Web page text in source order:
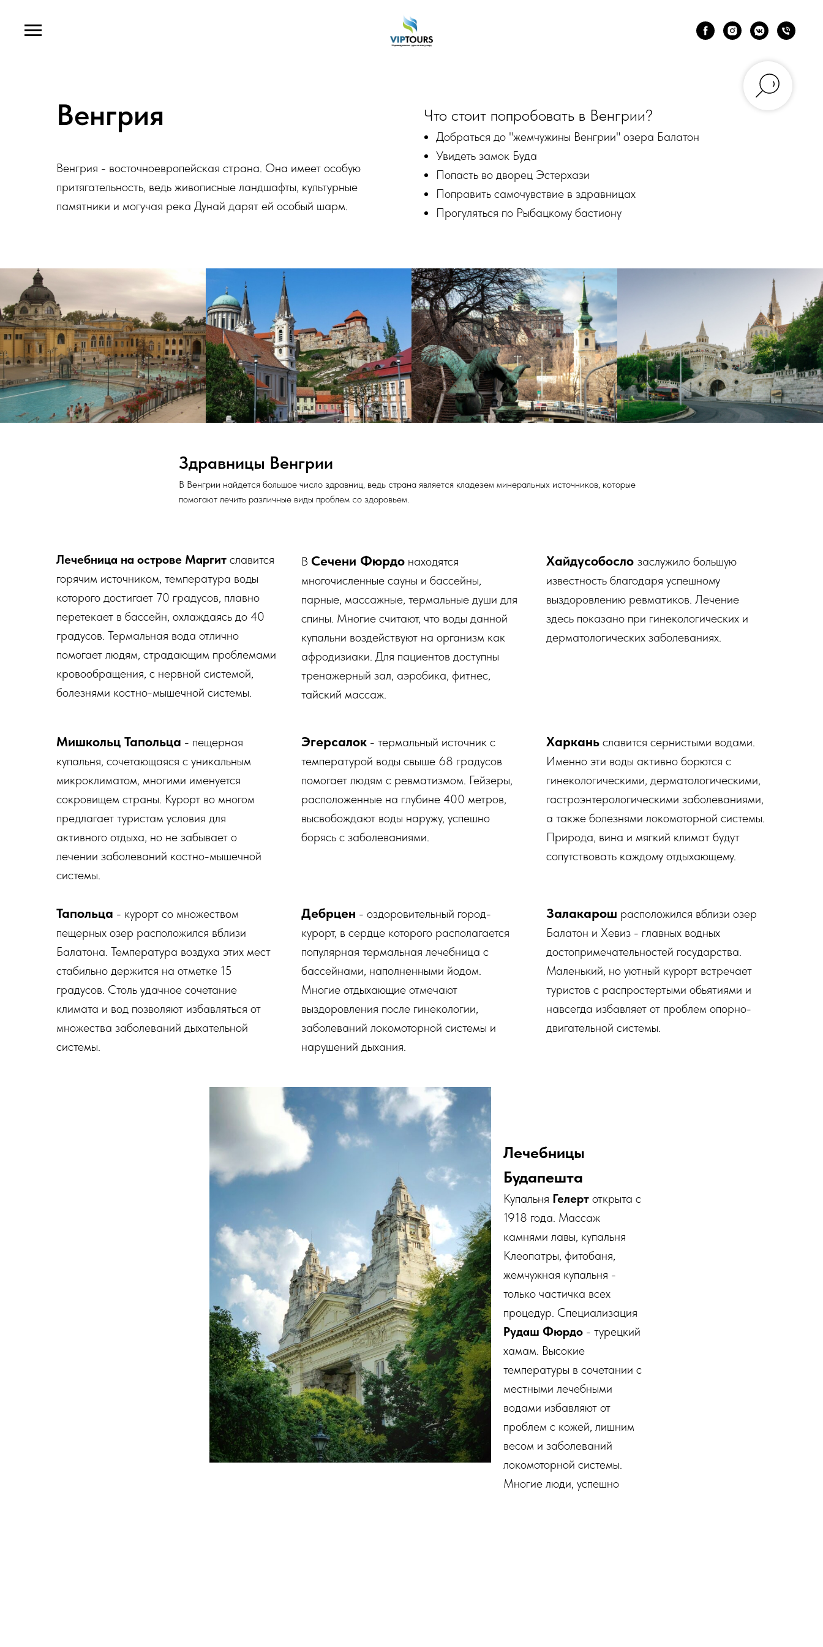
Венгрия
Венгрия - восточноевропейская страна. Она имеет особую
притягательность, ведь живописные ландшафты, культурные
памятники и могучая река Дунай дарят ей особый шарм.
Что стоит попробовать в Венгрии?
Добраться до "жемчужины Венгрии" озера Балатон
Увидеть замок Буда
Попасть во дворец Эстерхази
Поправить самочувствие в здравницах
Прогуляться по Рыбацкому бастиону
Здравницы Венгрии
В Венгрии найдется большое число здравниц, ведь страна является кладезем минеральных источников, которые
помогают лечить различные виды проблем со здоровьем.
Лечебница на острове Маргит славится
горячим источником, температура воды
которого достигает 70 градусов, плавно
перетекает в бассейн, охлаждаясь до 40
градусов. Термальная вода отлично
помогает людям, страдающим проблемами
кровообращения, с нервной системой,
болезнями костно-мышечной системы.
В Cечени Фюрдо находятся
многочисленные сауны и бассейны,
парные, массажные, термальные души для
спины. Многие считают, что воды данной
купальни воздействуют на организм как
афродизиаки. Для пациентов доступны
тренажерный зал, аэробика, фитнес,
тайский массаж.
Хайдусобосло заслужило большую
известность благодаря успешному
выздоровлению ревматиков. Лечение
здесь показано при гинекологических и
дерматологических заболеваниях.
Мишкольц Тапольца - пещерная
купальня, сочетающаяся с уникальным
микроклиматом, многими именуется
сокровищем страны. Курорт во многом
предлагает туристам условия для
активного отдыха, но не забывает о
лечении заболеваний костно-мышечной
системы.
Эгерсалок - термальный источник с
температурой воды свыше 68 градусов
помогает людям с ревматизмом. Гейзеры,
расположенные на глубине 400 метров,
высвобождают воды наружу, успешно
борясь с заболеваниями.
Харкань славится сернистыми водами.
Именно эти воды активно борются с
гинекологическими, дерматологическими,
гастроэнтерологическими заболеваниями,
а также болезнями локомоторной системы.
Природа, вина и мягкий климат будут
сопутствовать каждому отдыхающему.
Тапольца - курорт со множеством
пещерных озер расположился вблизи
Балатона. Температура воздуха этих мест
стабильно держится на отметке 15
градусов. Столь удачное сочетание
климата и вод позволяют избавляться от
множества заболеваний дыхательной
системы.
Дебрцен - оздоровительный город-
курорт, в сердце которого располагается
популярная термальная лечебница с
бассейнами, наполненными йодом.
Многие отдыхающие отмечают
выздоровления после гинекологии,
заболеваний локомоторной системы и
нарушений дыхания.
Залакарош расположился вблизи озер
Балатон и Хевиз - главных водных
достопримечательностей государства.
Маленький, но уютный курорт встречает
туристов с распростертыми обьятиями и
навсегда избавляет от проблем опорно-
двигательной системы.
Лечебницы
Будапешта
Купальня Гелерт открыта с
1918 года. Массаж
камнями лавы, купальня
Клеопатры, фитобаня,
жемчужная купальня -
только частичка всех
процедур. Специализация
Рудаш Фюрдо - турецкий
хамам. Высокие
температуры в сочетании с
местными лечебными
водами избавляют от
проблем с кожей, лишним
весом и заболеваний
локомоторной системы.
Многие люди, успешно